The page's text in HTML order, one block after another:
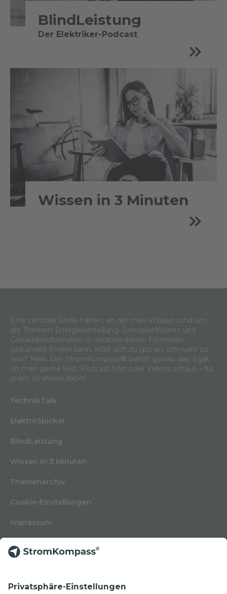
BlindLeistung
Der Elektriker-Podcast
Wissen in 3 Minuten
Eine zentrale Stelle haben, an der man Wissen rund um
die Themen Energieverteilung, Energieeffizienz und
Gebäudeautomation in verschiedenen Formaten
gebündelt finden kann. Hört sich zu gut an, um wahr zu
sein? Nein. Der StromKompass® bietet genau das. Egal,
ob man gerne liest, Podcast hört oder Videos schaut – für
jeden ist etwas dabei!
TechnikTalk
ElektroSpicker
BlindLeistung
Wissen in 3 Minuten
Themenarchiv
Cookie-Einstellungen
Impressum
Kontakt